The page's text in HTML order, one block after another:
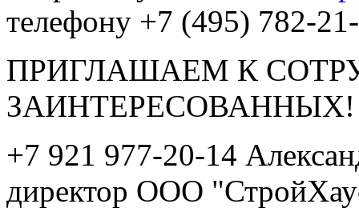
телефону +7 (495) 782-
ПРИГЛАШАЕМ К
ЗАИНТЕРЕСОВАННЫХ!
+7 921 977-20-14
директор ООО